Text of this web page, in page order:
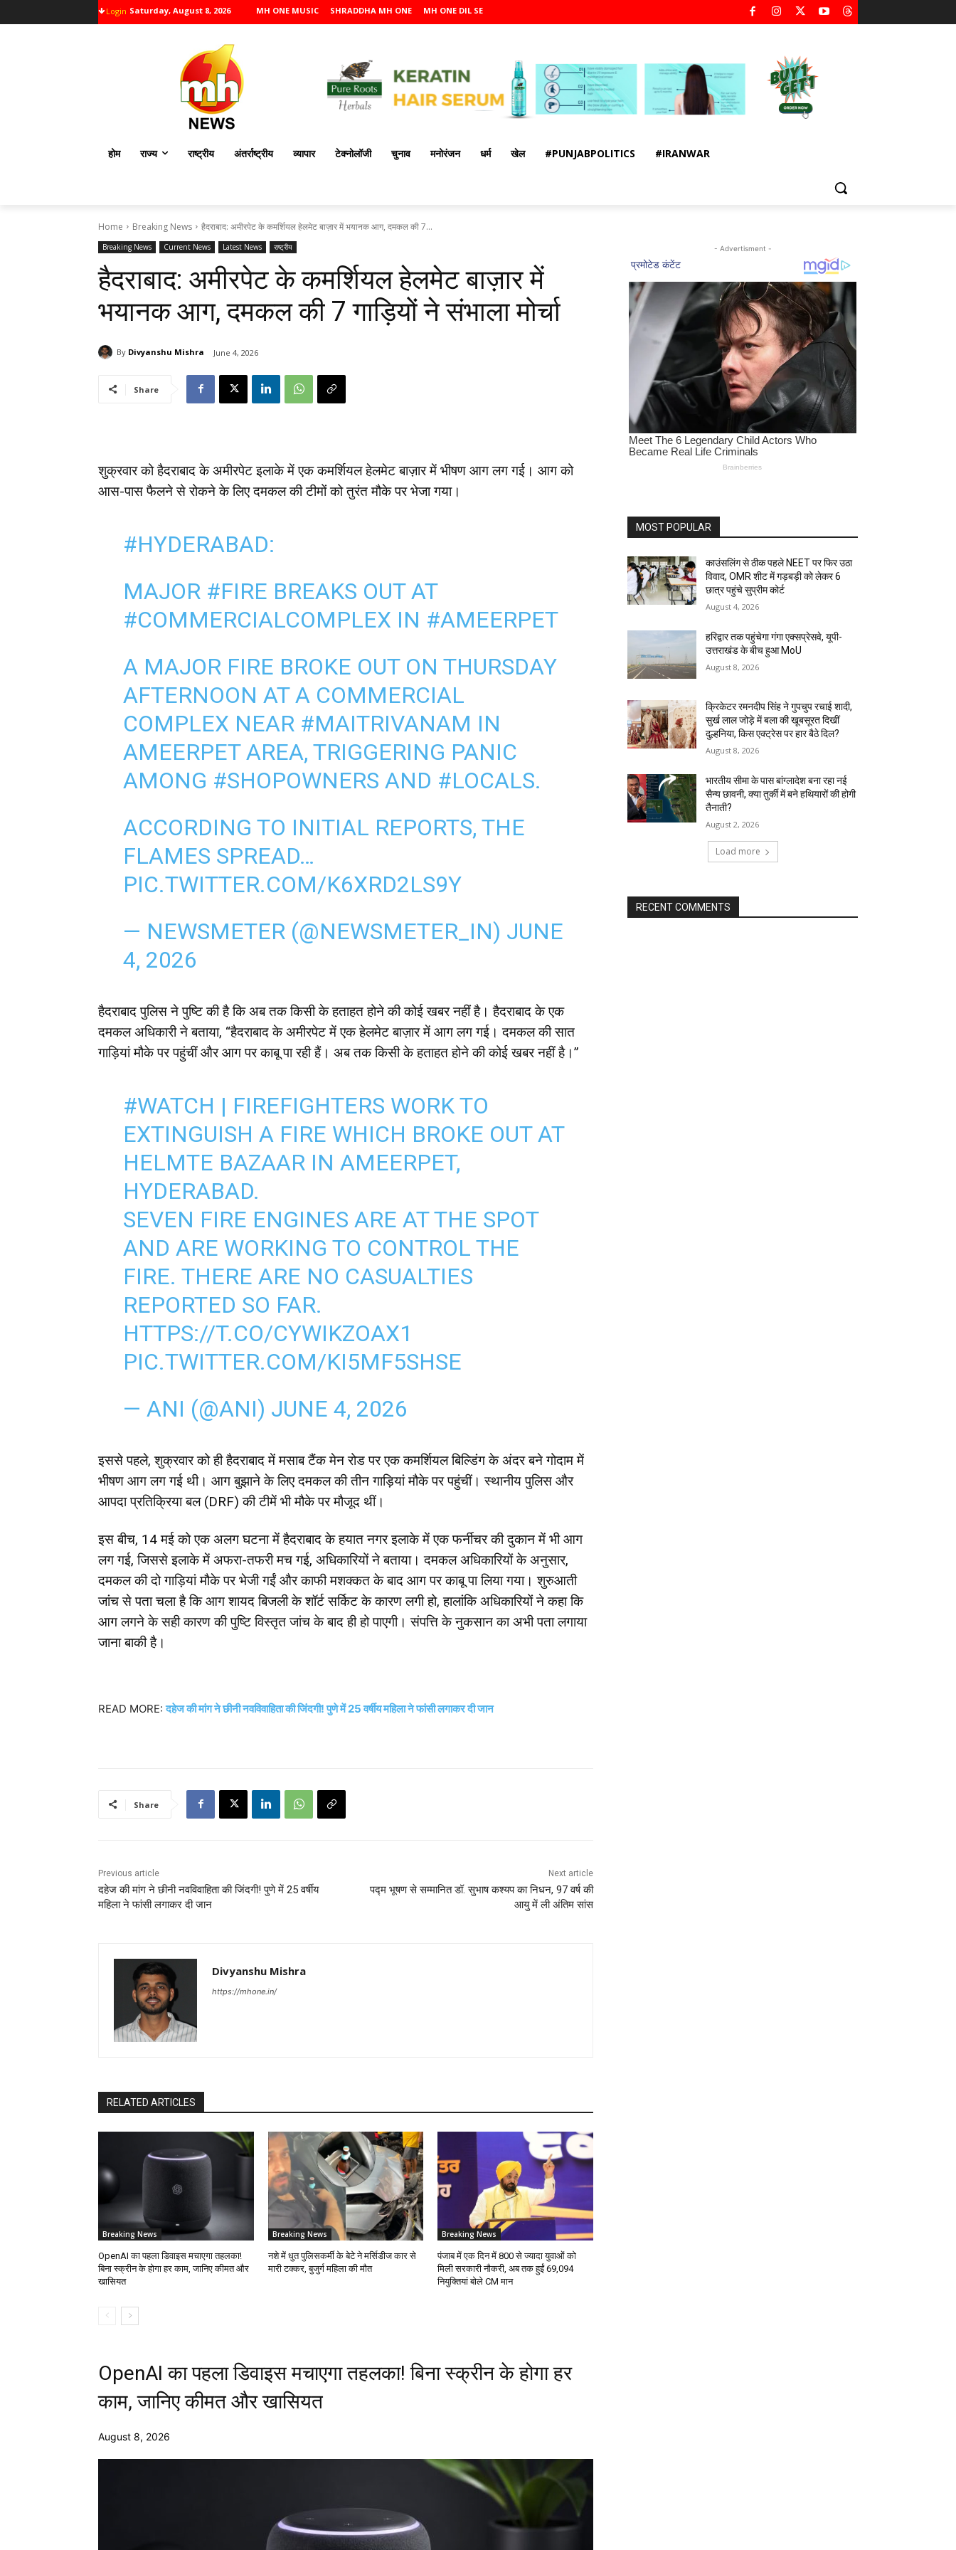
Login Saturday, August 8, 2026 MH ONE MUSIC SHRADDHA MH ONE MH ONE DIL SE
होम राज्य राष्ट्रीय अंतर्राष्ट्रीय व्यापार टेक्नोलॉजी चुनाव मनोरंजन धर्म खेल #PUNJABPOLITICS #IRANWAR
Home Breaking News हैदराबाद: अमीरपेट के कमर्शियल हेलमेट बाज़ार में भयानक आग, दमकल की 7...
Breaking News Current News Latest News राष्ट्रीय
हैदराबाद: अमीरपेट के कमर्शियल हेलमेट बाज़ार में
भयानक आग, दमकल की 7 गाड़ियों ने संभाला मोर्चा
By Divyanshu Mishra June 4, 2026
Share
शुक्रवार को हैदराबाद के अमीरपेट इलाके में एक कमर्शियल हेलमेट बाज़ार में भीषण आग लग गई। आग को
आस-पास फैलने से रोकने के लिए दमकल की टीमों को तुरंत मौके पर भेजा गया।
#HYDERABAD:
MAJOR #FIRE BREAKS OUT AT
#COMMERCIALCOMPLEX IN #AMEERPET
A MAJOR FIRE BROKE OUT ON THURSDAY
AFTERNOON AT A COMMERCIAL
COMPLEX NEAR #MAITRIVANAM IN
AMEERPET AREA, TRIGGERING PANIC
AMONG #SHOPOWNERS AND #LOCALS.
ACCORDING TO INITIAL REPORTS, THE
FLAMES SPREAD…
PIC.TWITTER.COM/K6XRD2LS9Y
— NEWSMETER (@NEWSMETER_IN) JUNE
4, 2026
हैदराबाद पुलिस ने पुष्टि की है कि अब तक किसी के हताहत होने की कोई खबर नहीं है। हैदराबाद के एक
दमकल अधिकारी ने बताया, “हैदराबाद के अमीरपेट में एक हेलमेट बाज़ार में आग लग गई। दमकल की सात
गाड़ियां मौके पर पहुंचीं और आग पर काबू पा रही हैं। अब तक किसी के हताहत होने की कोई खबर नहीं है।”
#WATCH | FIREFIGHTERS WORK TO
EXTINGUISH A FIRE WHICH BROKE OUT AT
HELMTE BAZAAR IN AMEERPET,
HYDERABAD.
SEVEN FIRE ENGINES ARE AT THE SPOT
AND ARE WORKING TO CONTROL THE
FIRE. THERE ARE NO CASUALTIES
REPORTED SO FAR.
HTTPS://T.CO/CYWIKZOAX1
PIC.TWITTER.COM/KI5MF5SHSE
— ANI (@ANI) JUNE 4, 2026
इससे पहले, शुक्रवार को ही हैदराबाद में मसाब टैंक मेन रोड पर एक कमर्शियल बिल्डिंग के अंदर बने गोदाम में
भीषण आग लग गई थी। आग बुझाने के लिए दमकल की तीन गाड़ियां मौके पर पहुंचीं। स्थानीय पुलिस और
आपदा प्रतिक्रिया बल (DRF) की टीमें भी मौके पर मौजूद थीं।
इस बीच, 14 मई को एक अलग घटना में हैदराबाद के हयात नगर इलाके में एक फर्नीचर की दुकान में भी आग
लग गई, जिससे इलाके में अफरा-तफरी मच गई, अधिकारियों ने बताया। दमकल अधिकारियों के अनुसार,
दमकल की दो गाड़ियां मौके पर भेजी गईं और काफी मशक्कत के बाद आग पर काबू पा लिया गया। शुरुआती
जांच से पता चला है कि आग शायद बिजली के शॉर्ट सर्किट के कारण लगी हो, हालांकि अधिकारियों ने कहा कि
आग लगने के सही कारण की पुष्टि विस्तृत जांच के बाद ही हो पाएगी। संपत्ति के नुकसान का अभी पता लगाया
जाना बाकी है।
READ MORE:दहेज की मांग ने छीनी नवविवाहिता की जिंदगी! पुणे में 25 वर्षीय महिला ने फांसी लगाकर दी जान
Share
Previous article
दहेज की मांग ने छीनी नवविवाहिता की जिंदगी! पुणे में 25 वर्षीय
महिला ने फांसी लगाकर दी जान
Next article
पद्म भूषण से सम्मानित डॉ. सुभाष कश्यप का निधन, 97 वर्ष की
आयु में ली अंतिम सांस
Divyanshu Mishra
https://mhone.in/
RELATED ARTICLES
Breaking News
OpenAI का पहला डिवाइस मचाएगा तहलका!
बिना स्क्रीन के होगा हर काम, जानिए कीमत और
खासियत
Breaking News
नशे में धुत पुलिसकर्मी के बेटे ने मर्सिडीज कार से
मारी टक्कर, बुजुर्ग महिला की मौत
Breaking News
पंजाब में एक दिन में 800 से ज्यादा युवाओं को
मिली सरकारी नौकरी, अब तक हुईं 69,094
नियुक्तियां बोले CM मान
OpenAI का पहला डिवाइस मचाएगा तहलका! बिना स्क्रीन के होगा हर
काम, जानिए कीमत और खासियत
August 8, 2026
- Advertisment -
MOST POPULAR
काउंसलिंग से ठीक पहले NEET पर फिर उठा
विवाद, OMR शीट में गड़बड़ी को लेकर 6
छात्र पहुंचे सुप्रीम कोर्ट
August 4, 2026
हरिद्वार तक पहुंचेगा गंगा एक्सप्रेसवे, यूपी-
उत्तराखंड के बीच हुआ MoU
August 8, 2026
क्रिकेटर रमनदीप सिंह ने गुपचुप रचाई शादी,
सुर्ख लाल जोड़े में बला की खूबसूरत दिखीं
दुल्हनिया, किस एक्ट्रेस पर हार बैठे दिल?
August 8, 2026
भारतीय सीमा के पास बांग्लादेश बना रहा नई
सैन्य छावनी, क्या तुर्की में बने हथियारों की होगी
तैनाती?
August 2, 2026
Load more
RECENT COMMENTS